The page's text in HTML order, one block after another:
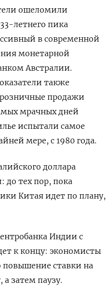
ошеломили
летнего пика
в современной
монетарной
Австралии.
также
продажи
мрачных дней
испытали самое
мере, с 1980 года.
доллара
тех пор, пока
Китая идет по плану,
Индии с
к концу: экономисты
ставки на
а затем паузу.